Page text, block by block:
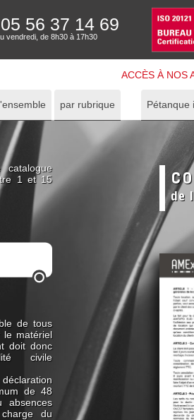
56 37 14 69
vendredi, de 8h30 à 17h30
par rubrique
ACCÈS À NOS
Pétanque
1 et 15
de tous
le matériel
doit donc
civile
de 48
absences
du
de